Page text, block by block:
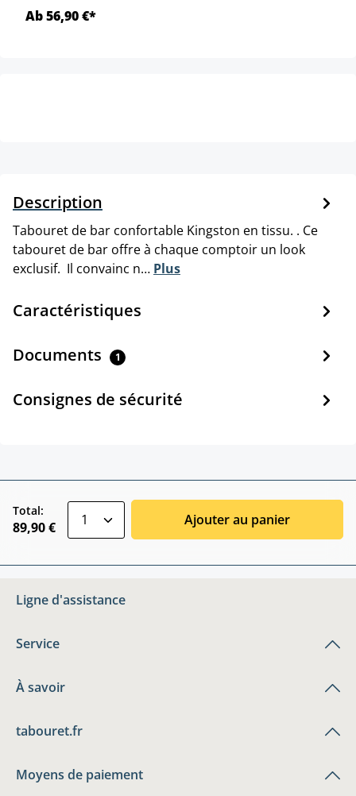
Ab 56,90 €*
Description
Tabouret de bar confortable Kingston en tissu. . Ce
tabouret de bar offre à chaque comptoir un look
exclusif. Il convainc n… Plus
Caractéristiques
Documents 1
Consignes de sécurité
Total:
89,90 € Ajouter au panier
Ligne d'assistance
Service
À savoir
tabouret.fr
Moyens de paiement